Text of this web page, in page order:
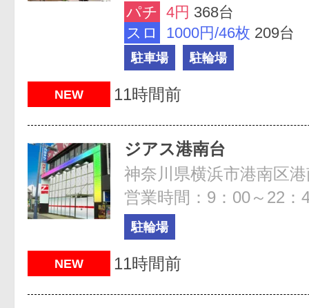
パチ 4円 368台
スロ
1000円/46枚 209台
駐車場 駐輪場
NEW 11時間前
ジアス港南台
神奈川県横浜市港南区
営業時間：9：00～22：
駐輪場
NEW 11時間前